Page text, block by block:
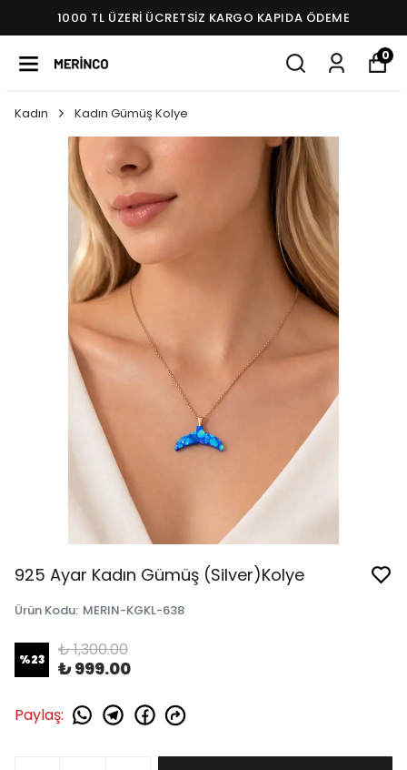
1000 TL ÜZERI ÜCRETSIZ KARGO KAPIDA ÖDEME
0
Kadın Kadın Gümüş Kolye
925 Ayar Kadın Gümüş (Silver)Kolye
Ürün Kodu: MERIN-KGKL-638
%23 ₺ 1,300.00
₺ 999.00
Paylaş: